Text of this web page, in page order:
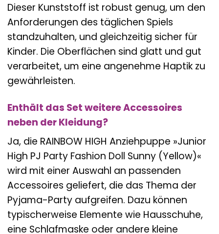
Dieser Kunststoff ist robust genug, um den
Anforderungen des täglichen Spiels
standzuhalten, und gleichzeitig sicher für
Kinder. Die Oberflächen sind glatt und gut
verarbeitet, um eine angenehme Haptik zu
gewährleisten.
Enthält das Set weitere Accessoires
neben der Kleidung?
Ja, die RAINBOW HIGH Anziehpuppe »Junior
High PJ Party Fashion Doll Sunny (Yellow)«
wird mit einer Auswahl an passenden
Accessoires geliefert, die das Thema der
Pyjama-Party aufgreifen. Dazu können
typischerweise Elemente wie Hausschuhe,
eine Schlafmaske oder andere kleine